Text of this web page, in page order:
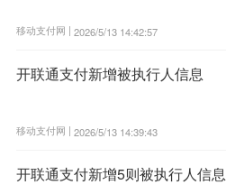
移动支付网 | 2026/5/13 14:42:57
开联通支付新增被执行人信息
移动支付网 | 2026/5/13 14:39:43
开联通支付新增5则被执行人信息